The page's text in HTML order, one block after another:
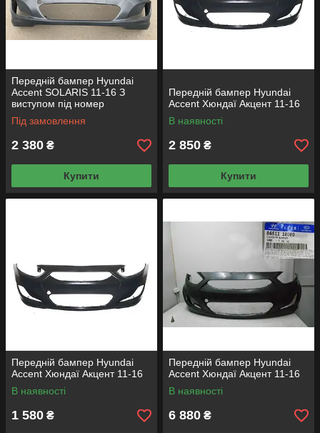
Передній бампер Hyundai
Accent SOLARIS 11-16 З
виступом під номер
Під замовлення
2 380 ₴
Купити
Передній бампер Hyundai
Accent Хюндаї Акцент 11-16
В наявності
2 850 ₴
Купити
Передній бампер Hyundai
Accent Хюндаї Акцент 11-16
В наявності
1 580 ₴
Передній бампер Hyundai
Accent Хюндаї Акцент 11-16
В наявності
6 880 ₴